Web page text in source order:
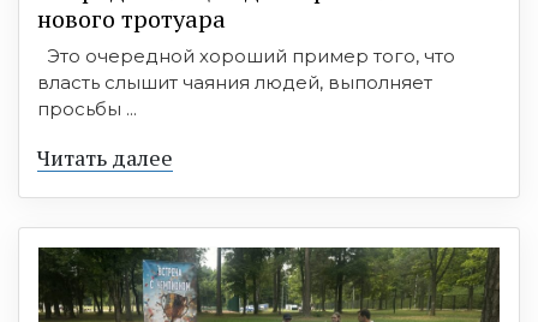
нового тротуара
Это очередной хороший пример того, что
власть слышит чаяния людей, выполняет
просьбы ...
Читать далее